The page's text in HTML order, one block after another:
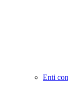
Enti